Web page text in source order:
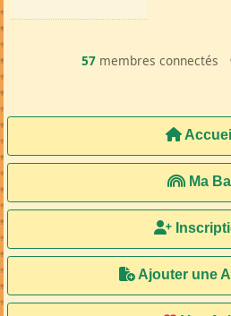
57 membres connectés
Accueil
Ma Bal
Ajouter une